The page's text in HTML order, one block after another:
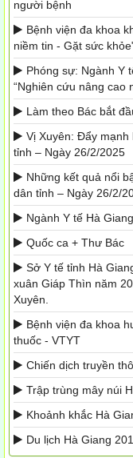
người bệnh
Bệnh viện đa khoa
niềm tin - Gặt sức
Phóng sự: Ngành Y
“Nghiên cứu nâng cao
Làm theo Bác bắt
Vị Xuyên: Đẩy mạnh
tỉnh – Ngày 26/2/2025
Những kết quả nổi
dân tỉnh – Ngày 26/2/
Ngành Y tế Hà
Quốc ca + Thư Bác
Sở Y tế tỉnh Hà
xuân Giáp Thìn năm
Xuyên.
Bệnh viện đa khoa
thuốc - VTYT
Chiến dịch truyền
Trập trùng mây núi
Khoảnh khắc Hà
Du lịch Hà Giang